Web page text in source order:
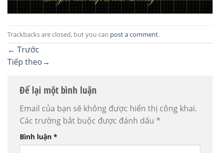
Trackbacks are closed, but you can post a comment.
← Trước
Tiếp theo→
Để lại một bình luận
Email của bạn sẽ không được hiển thị công khai.
Các trường bắt buộc được đánh dấu *
Bình luận *